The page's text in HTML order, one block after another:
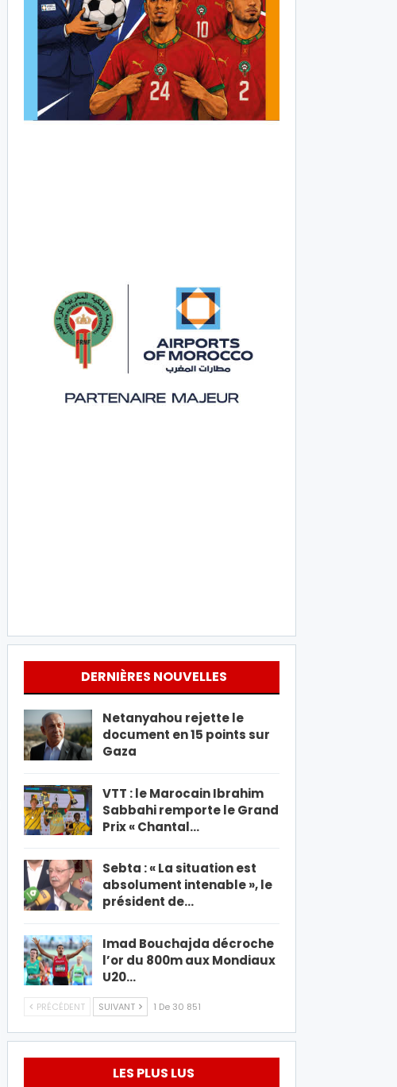
DERNIÈRES NOUVELLES
Netanyahou rejette le
document en 15 points sur
Gaza
VTT : le Marocain Ibrahim
Sabbahi remporte le Grand
Prix « Chantal…
Sebta : « La situation est
absolument intenable », le
président de…
Imad Bouchajda décroche
l’or du 800m aux Mondiaux
U20…
PRÉCÉDENT SUIVANT 1 De 30 851
LES PLUS LUS